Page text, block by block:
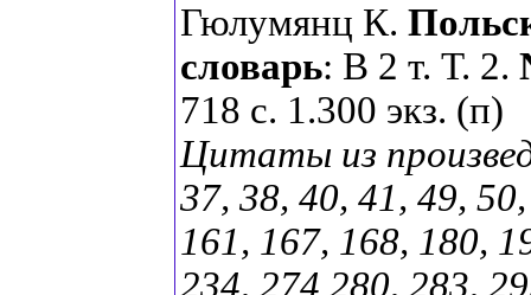
Гюлумянц К.
словарь: В 2 т. Т. 2.
718 с. 1.300 экз. (п)
Цитаты из
37, 38, 40, 41, 49,
161, 167, 168, 180,
234, 274 280, 283,